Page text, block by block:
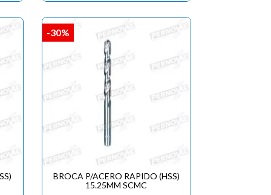
BROCA P/ACERO RAPIDO (HSS)
15.25MM SCMC
-30%